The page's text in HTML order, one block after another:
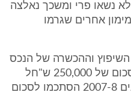
נשאו פרי ומשכך נאלצה
אחרים שגרמו
השיפוץ וההכשרה של הנכס
לשנת המס 2007 הסתכמו לסכום של 250,000 ש"חל
בעוד שהכנסות השכירות לשנים 2007-8 הסתכמו לסכום